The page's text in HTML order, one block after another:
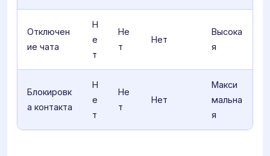
Отключен
ие чата
Н
е
т
Не
т
Нет
Высока
я
Блокировк
а контакта
Н
е
т
Не
т
Нет
Макси
мальна
я